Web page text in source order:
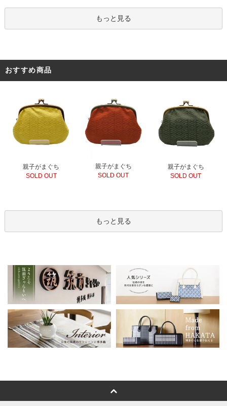
もっと見る
おすすめ商品
親子がまぐち
SOLD OUT
親子がまぐち
SOLD OUT
親子がまぐち
SOLD OUT
もっと見る